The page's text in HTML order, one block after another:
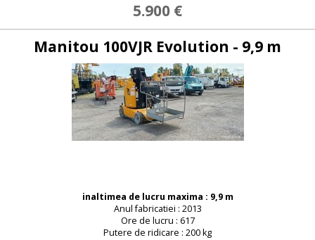
5.900 €
Manitou 100VJR Evolution - 9,9 m
inaltimea de lucru maxima : 9,9 m
Anul fabricatiei : 2013
Ore de lucru : 617
Putere de ridicare : 200 kg